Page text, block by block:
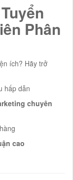
Phân
ích? Hãy trở
hấp dẫn
chuyên
cao